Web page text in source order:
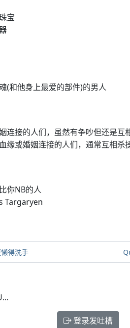
宝
(和他身上最爱的部件)的男人
连接的人们，虽然有争吵但还是互
缘或婚姻连接的人们，通常互相杀
你NB的人
Targaryen
得洗手
登录发吐槽